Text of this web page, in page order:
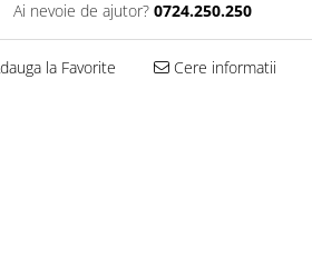
Ai nevoie de ajutor? 0724.250.250
la Favorite Cere informatii